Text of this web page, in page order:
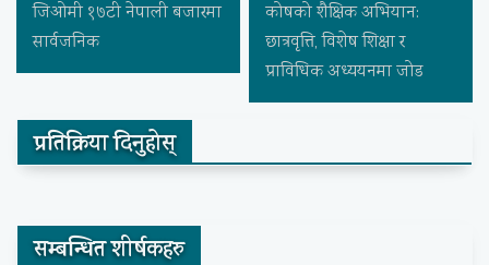
जिओमी १७टी नेपाली बजारमा
सार्वजनिक
कोषको शैक्षिक अभियान:
छात्रवृत्ति, विशेष शिक्षा र
प्राविधिक अध्ययनमा जोड
प्रतिक्रिया दिनुहोस्
सम्बन्धित शीर्षकहरु